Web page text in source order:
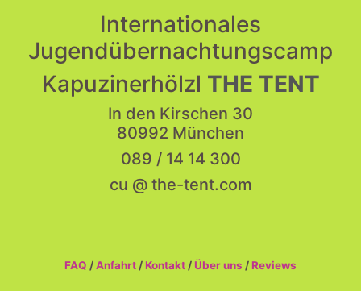
Internationales
Jugendübernachtungscamp
Kapuzinerhölzl THE TENT
In den Kirschen 30
80992 München
089 / 14 14 300
cu @ the-tent.com
FAQ /Anfahrt /Kontakt /Über uns /Reviews